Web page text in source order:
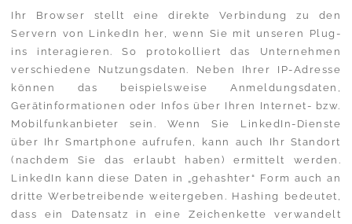
Ihr Browser stellt eine direkte Verbindung zu den
Servern von LinkedIn her, wenn Sie mit unseren Plug-
ins interagieren. So protokolliert das Unternehmen
verschiedene Nutzungsdaten. Neben Ihrer IP-Adresse
können das beispielsweise Anmeldungsdaten,
Gerätinformationen oder Infos über Ihren Internet- bzw.
Mobilfunkanbieter sein. Wenn Sie LinkedIn-Dienste
über Ihr Smartphone aufrufen, kann auch Ihr Standort
(nachdem Sie das erlaubt haben) ermittelt werden.
LinkedIn kann diese Daten in „gehashter“ Form auch an
dritte Werbetreibende weitergeben. Hashing bedeutet,
dass ein Datensatz in eine Zeichenkette verwandelt